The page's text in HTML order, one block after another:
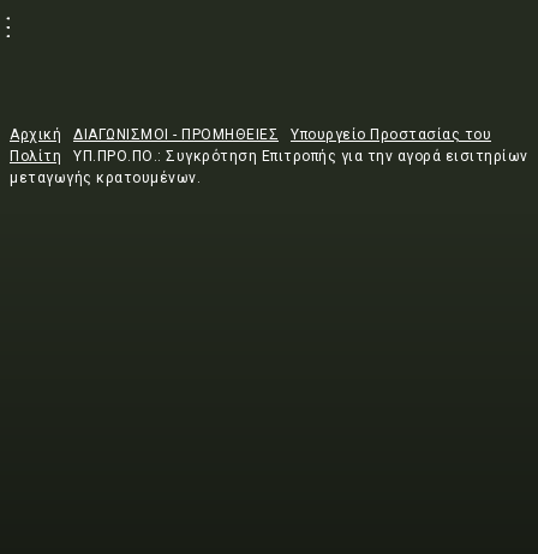
Αρχική ΔΙΑΓΩΝΙΣΜΟΙ - ΠΡΟΜΗΘΕΙΕΣ
Υπουργείο Προστασίας του
Πολίτη
ΥΠ.ΠΡΟ.ΠΟ.: Συγκρότηση Επιτροπής για την αγορά εισιτηρίων
μεταγωγής κρατουμένων.